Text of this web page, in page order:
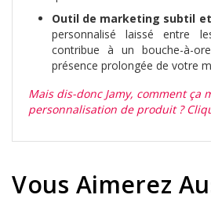
Outil de marketing subtil
personnalisé laissé entre
contribue à un bouche-à-
présence prolongée de votre
Mais dis-donc Jamy, comment ça
personnalisation de produit ?
Vous Aimerez